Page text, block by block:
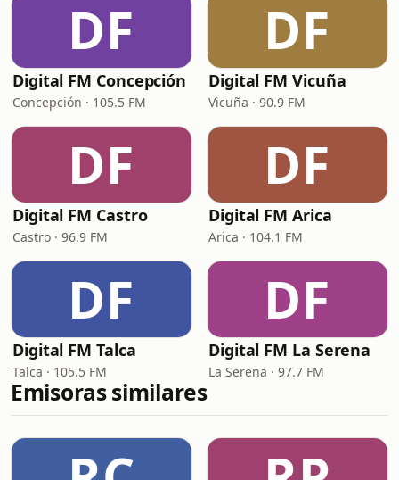
DF
Digital FM Concepción
Concepción · 105.5 FM
DF
Digital FM Vicuña
Vicuña · 90.9 FM
DF
Digital FM Castro
Castro · 96.9 FM
DF
Digital FM Arica
Arica · 104.1 FM
DF
Digital FM Talca
Talca · 105.5 FM
DF
Digital FM La Serena
La Serena · 97.7 FM
Emisoras similares